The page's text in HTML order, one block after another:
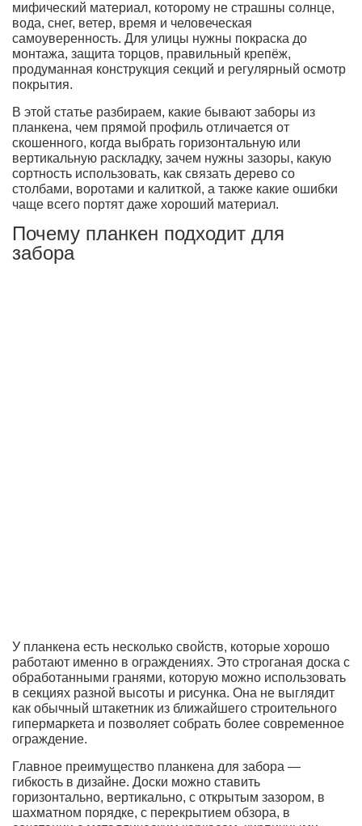
мифический материал, которому не страшны солнце,
вода, снег, ветер, время и человеческая
самоуверенность. Для улицы нужны покраска до
монтажа, защита торцов, правильный крепёж,
продуманная конструкция секций и регулярный осмотр
покрытия.
В этой статье разбираем, какие бывают заборы из
планкена, чем прямой профиль отличается от
скошенного, когда выбрать горизонтальную или
вертикальную раскладку, зачем нужны зазоры, какую
сортность использовать, как связать дерево со
столбами, воротами и калиткой, а также какие ошибки
чаще всего портят даже хороший материал.
Почему планкен подходит для
забора
У планкена есть несколько свойств, которые хорошо
работают именно в ограждениях. Это строганая доска с
обработанными гранями, которую можно использовать
в секциях разной высоты и рисунка. Она не выглядит
как обычный штакетник из ближайшего строительного
гипермаркета и позволяет собрать более современное
ограждение.
Главное преимущество планкена для забора —
гибкость в дизайне. Доски можно ставить
горизонтально, вертикально, с открытым зазором, в
шахматном порядке, с перекрытием обзора, в